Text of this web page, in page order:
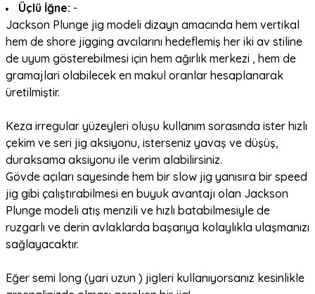
Üçlü İğne: -
Jackson Plunge jig modeli dizayn amacında hem vertikal
hem de shore jigging avcılarını hedeflemiş her iki av stiline
de uyum gösterebilmesi için hem ağırlık merkezi , hem de
gramajlari olabilecek en makul oranlar hesaplanarak
üretilmiştir.
Keza irregular yüzeyleri oluşu kullanım sorasında ister hızlı
çekim ve seri jig aksiyonu, isterseniz yavaş ve düşüş,
duraksama aksiyonu ile verim alabilirsiniz.
Gövde açıları sayesinde hem bir slow jig yanısıra bir speed
jig gibi çalıştırabilmesi en buyuk avantajı olan Jackson
Plunge modeli atış menzili ve hızlı batabilmesiyle de
ruzgarlı ve derin avlaklarda başarıya kolaylıkla ulaşmanızı
sağlayacaktır.
Eğer semi long (yari uzun ) jigleri kullanıyorsanız kesinlikle